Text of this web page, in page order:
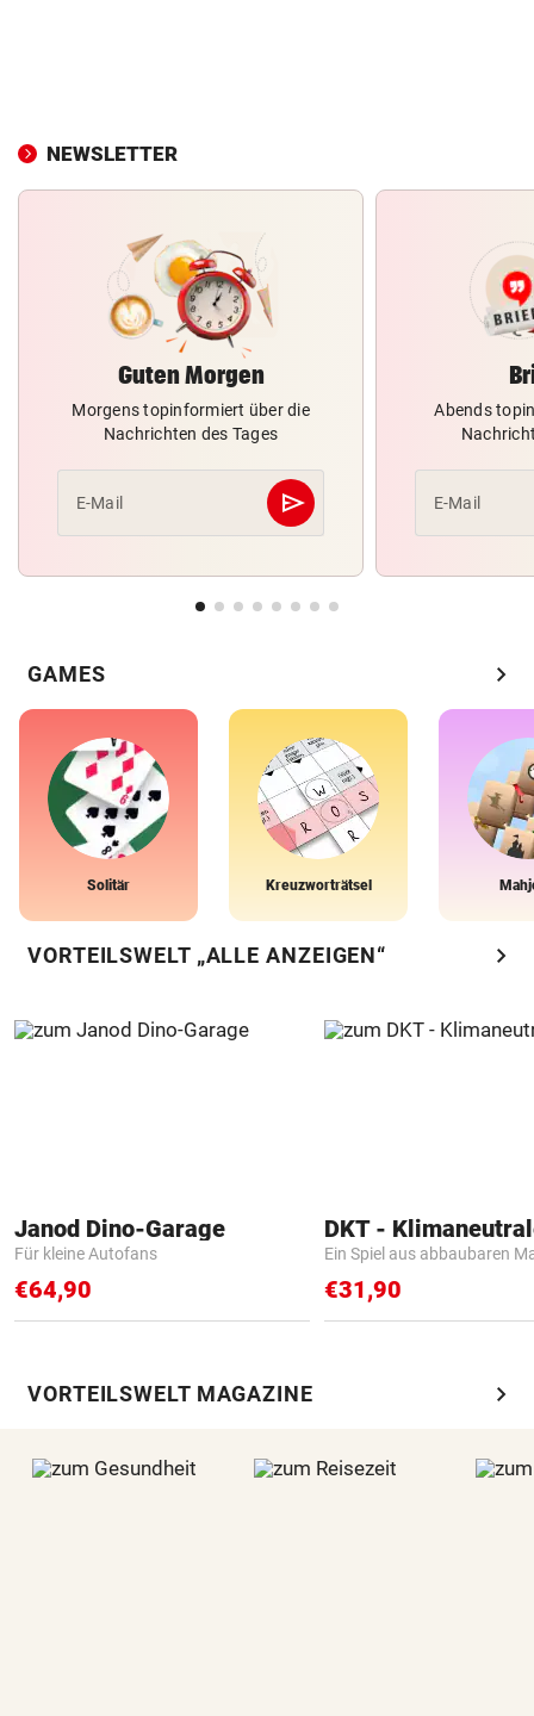
NEWSLETTER
Guten Morgen
Morgens topinformiert über die
Nachrichten des Tages
E-Mail send
Abschicken
Abends
E-Mail
GAMES chevron_right
Solitär Kreuzworträtsel
VORTEILSWELT „ALLE ANZEIGEN“ chevron_right
Janod Dino-Garage
Für kleine Autofans
€64,90
Ein Spiel aus abbaubaren
€31,90
VORTEILSWELT MAGAZINE chevron_right